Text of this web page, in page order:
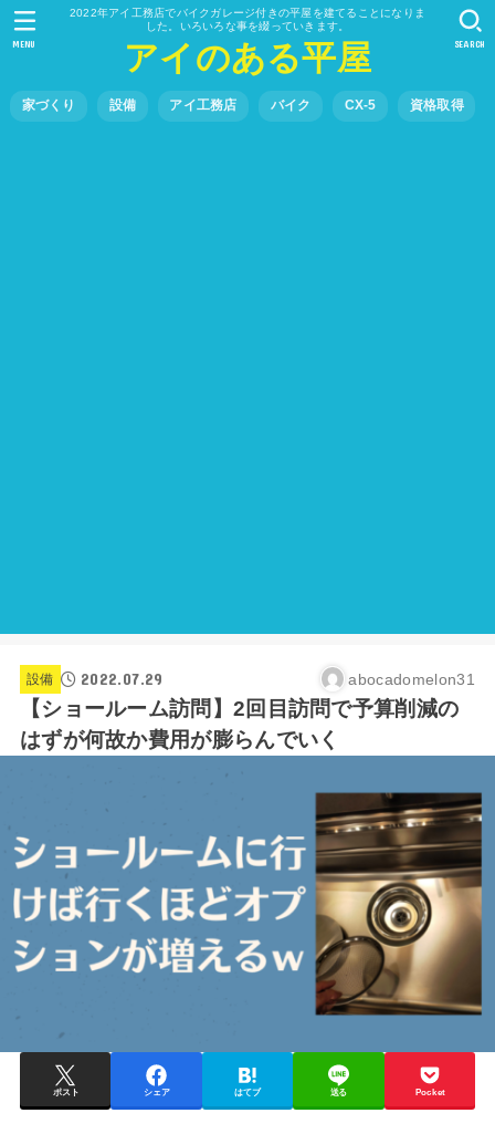
2022年アイ工務店でバイクガレージ付きの平屋を建てることになりま
した。いろいろな事を綴っていきます。
アイのある平屋
家づくり 設備 アイ工務店 バイク CX-5 資格取得
SEARCH
MENU
設備 2022.07.29 abocadomelon31
【ショールーム訪問】2回目訪問で予算削減の
はずが何故か費用が膨らんでいく
ポスト シェア はてブ 送る Pocket